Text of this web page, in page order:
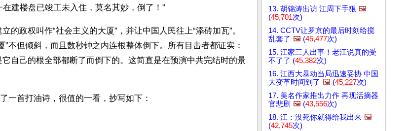
建楼盘已竣工未入住，莫名其妙，倒了！”
的政权叫作“社会主义的大厦”，并让中国人民往上“添砖加瓦”。
”不但倾斜，而且数秒钟之内连根整体倒下。所有目击者都证实：
自己的根全部都断了而倒下的。这简直是在预演中共完结时的景
一首打油诗，很值的一看，抄写如下：
13. 胡锦涛出访 江周下手狠 🖼️
(45,701次)
14. CCTV让罗京的最后时刻给搅
乱套了 🖼️ (45,477次)
15. 江家三人出事！老江说真的受
不了了 (45,382次)
16. 江西大暴动当局迅速妥协 中国
大变革时间到了 🖼️ (45,227次)
17. 美名作家推出力作 再现活摘器
官悲剧 🖼️ (43,556次)
18. 江：没死你就得给我出来 🖼️
(42,745次)